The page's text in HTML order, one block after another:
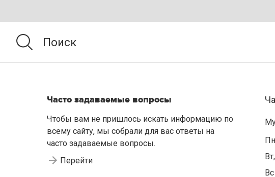
Часто задаваемые вопросы
Чтобы вам не пришлось искать информацию по
всему сайту, мы собрали для вас ответы на
часто задаваемые вопросы.
Перейти
Пн
Вс